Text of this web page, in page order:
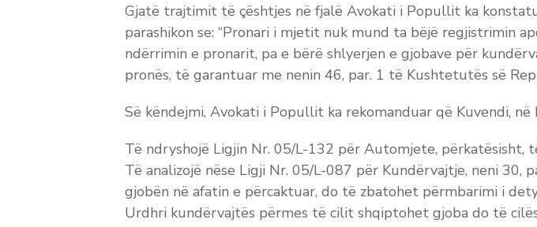
Gjatë trajtimit të çështjes në fjalë Avokati i Popullit ka
parashikon se: “Pronari i mjetit nuk mund ta bëjë regjistrimin
ndërrimin e pronarit, pa e bërë shlyerjen e gjobave për
pronës, të garantuar me nenin 46, par. 1 të Kushtetutës së
Së këndejmi, Avokati i Popullit ka rekomanduar që Kuvendi,
Të ndryshojë Ligjin Nr. 05/L-132 për Automjete, përkatësisht,
Të analizojë nëse Ligji Nr. 05/L-087 për Kundërvajtje, neni 30,
gjobën në afatin e përcaktuar, do të zbatohet përmbarimi i
Urdhri kundërvajtës përmes të cilit shqiptohet gjoba do të